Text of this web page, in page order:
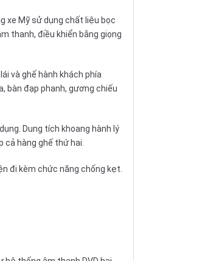
xe Mỹ sử dụng chất liệu bọc
thanh, điều khiển bằng giọng
và ghế hành khách phía
bàn đạp phanh, gương chiếu
Dung tích khoang hành lý
cả hàng ghế thứ hai.
đi kèm chức năng chống kẹt.